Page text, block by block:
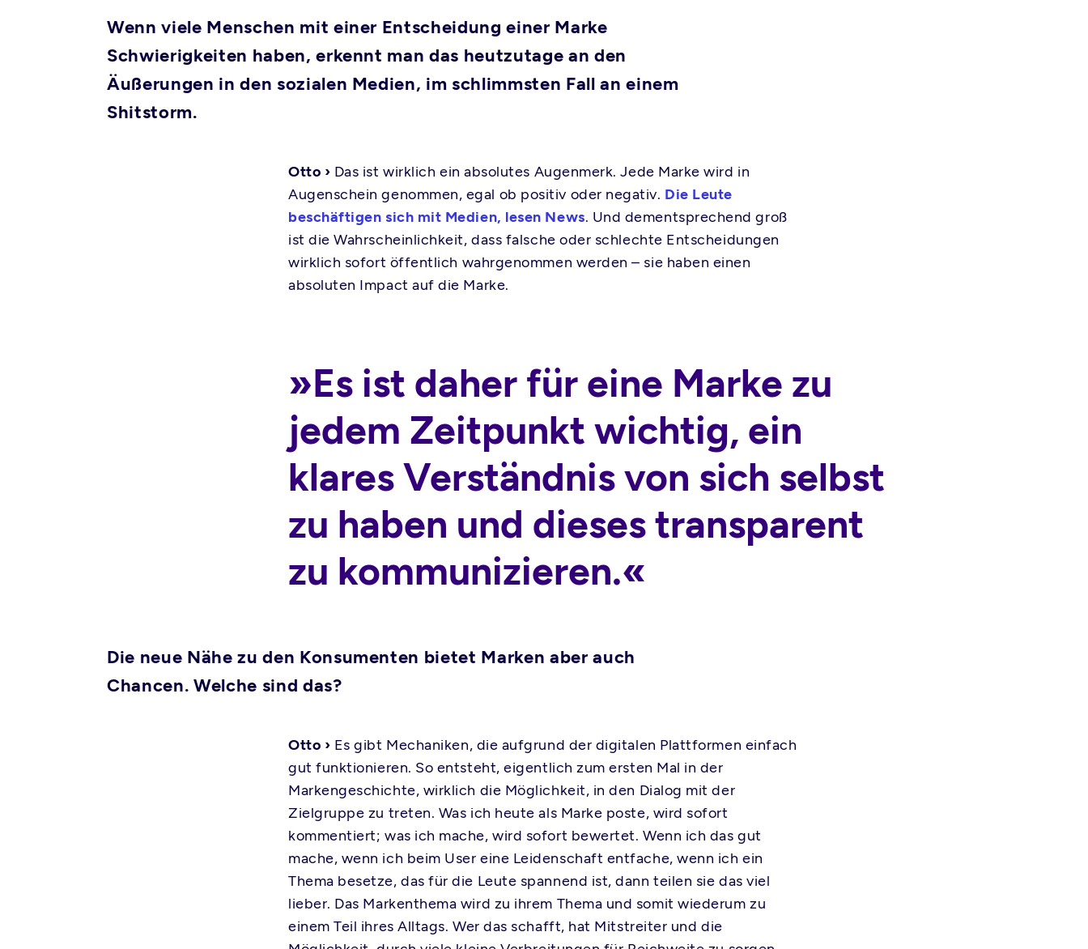
Wenn viele Menschen mit einer Entscheidung einer Marke
Schwierigkeiten haben, erkennt man das heutzutage an den
Äußerungen in den sozialen Medien, im schlimmsten Fall an einem
Shitstorm.
Otto › Das ist wirklich ein absolutes Augenmerk. Jede Marke wird in
Augenschein genommen, egal ob positiv oder negativ. Die Leute
beschäftigen sich mit Medien, lesen News. Und dementsprechend groß
ist die Wahrscheinlichkeit, dass falsche oder schlechte Entscheidungen
wirklich sofort öffentlich wahrgenommen werden – sie haben einen
absoluten Impact auf die Marke.
»Es ist daher für eine Marke zu
jedem Zeitpunkt wichtig, ein
klares Verständnis von sich selbst
zu haben und dieses transparent
zu kommunizieren.«
Die neue Nähe zu den Konsumenten bietet Marken aber auch
Chancen. Welche sind das?
Otto › Es gibt Mechaniken, die aufgrund der digitalen Plattformen einfach
gut funktionieren. So entsteht, eigentlich zum ersten Mal in der
Markengeschichte, wirklich die Möglichkeit, in den Dialog mit der
Zielgruppe zu treten. Was ich heute als Marke poste, wird sofort
kommentiert; was ich mache, wird sofort bewertet. Wenn ich das gut
mache, wenn ich beim User eine Leidenschaft entfache, wenn ich ein
Thema besetze, das für die Leute spannend ist, dann teilen sie das viel
lieber. Das Markenthema wird zu ihrem Thema und somit wiederum zu
einem Teil ihres Alltags. Wer das schafft, hat Mitstreiter und die